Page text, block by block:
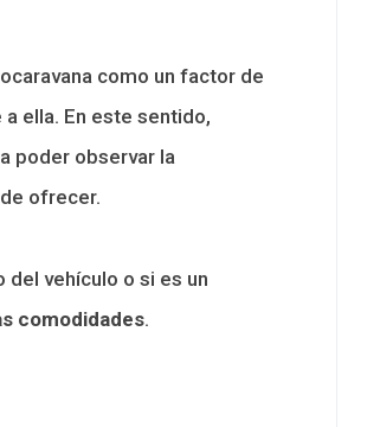
como un factor de
ella. En este sentido,
poder observar la
ofrecer.
vehículo o si es un
comodidades.